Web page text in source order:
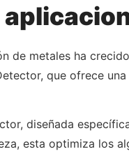
de metales ha
que ofrece
diseñada
esta optimiza los